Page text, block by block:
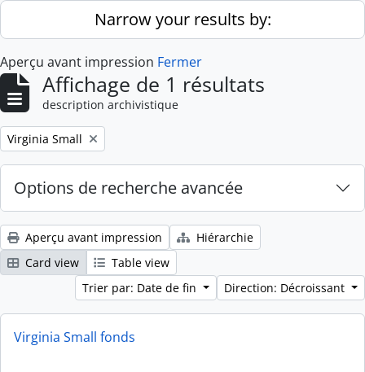
Skip to main contentNarrow your results by:
Aperçu avant impression Fermer
Affichage de 1 résultats
description archivistique
Remove filter:
Virginia Small
Options de recherche avancée
Aperçu avant impression
Hiérarchie
Card view
Table view
Trier par: Date de fin
Direction: Décroissant
Virginia Small fonds